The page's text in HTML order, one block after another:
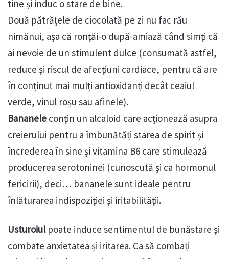
tine și induc o stare de bine.
Două pătrățele de ciocolată pe zi nu fac rău
nimănui, așa că ronțăi-o după-amiază când simți că
ai nevoie de un stimulent dulce (consumată astfel,
reduce și riscul de afecțiuni cardiace, pentru că are
în conținut mai mulți antioxidanți decât ceaiul
verde, vinul roșu sau afinele).
Bananele conțin un alcaloid care acționează asupra
creierului pentru a îmbunătăți starea de spirit și
încrederea în sine și vitamina B6 care stimulează
producerea serotoninei (cunoscută și ca hormonul
fericirii), deci… bananele sunt ideale pentru
înlăturarea indispoziției și iritabilității.
Usturoiulpoate induce sentimentul de bunăstare și
combate anxietatea și iritarea. Ca să combați